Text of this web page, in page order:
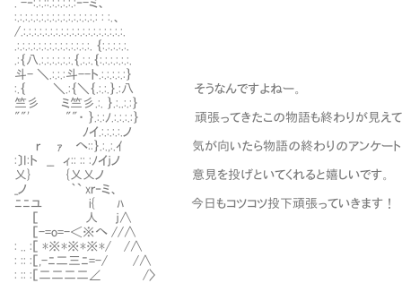
. -‐:.:.::.:.:.:.:.:‐-ミ、
:.:.:.:.:.:.:.:.:.:.:.:.:.:.:.: : :.、
/.:.:.:.:.:.:.:.:.:.:.:.:.:.:.:.:.:.:.:.
.:.:.:.:.:.:.:.:.:.:.:.:.:.:. ｛:.:.:.:.:.
.:｛八.:.:.:.:.:.:.｛.:.:.｛:.:.:.:.:.:.
斗- ＼.:.:.:斗--ト.:.:.:.:.:｝
:.｛ ＼.:｛＼｛.:.:.｝.:八 そうなんですよねー。
竺彡 ミ竺彡.:. ｝.:..:.:｝
""' ""・ ｝.:.:ﾉ.:.:.:.:｝ 頑張ってきたこの物語も終わりが見えて
ﾉイ.:.:.:.:.ノ
ｒ ｧ へ::｝.:.,:.ｲ 気が向いたら物語の終わりのアンケート
:〕I:ト __ ィ:: :: :ﾉイｊノ
乂} {乂乂ノ 意見を投げといてくれると嬉しいです。
_ノ ｀` xｒ‐ミ、
ﾆﾆユ i{ ﾊ 今日もコツコツ投下頑張っていきます！
［ 人 ｊ∧
［-=o=-＜※へ //∧
: .. :［ *※*※*※*/ /∧
: :: :［,-ﾆ二三ﾆ=-/ /∧
: :: :［二二二二∠ /〉